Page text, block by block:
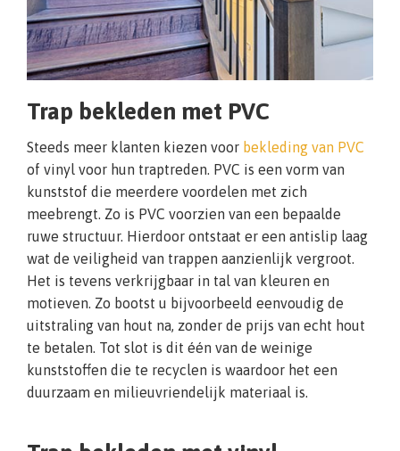
Trap bekleden met PVC
Steeds meer klanten kiezen voor bekleding van PVC
of vinyl voor hun traptreden. PVC is een vorm van
kunststof die meerdere voordelen met zich
meebrengt. Zo is PVC voorzien van een bepaalde
ruwe structuur. Hierdoor ontstaat er een antislip laag
wat de veiligheid van trappen aanzienlijk vergroot.
Het is tevens verkrijgbaar in tal van kleuren en
motieven. Zo bootst u bijvoorbeeld eenvoudig de
uitstraling van hout na, zonder de prijs van echt hout
te betalen. Tot slot is dit één van de weinige
kunststoffen die te recyclen is waardoor het een
duurzaam en milieuvriendelijk materiaal is.